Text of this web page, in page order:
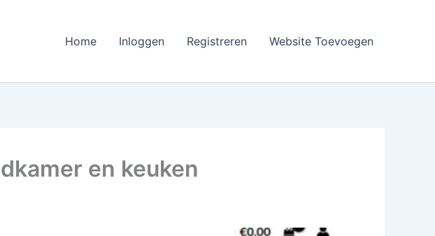
Home Inloggen Registreren Website Toevoegen
en keuken